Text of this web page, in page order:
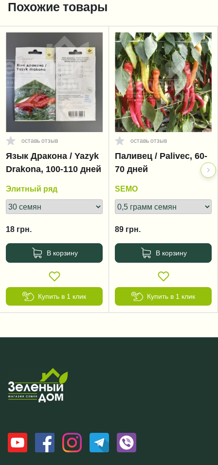
Похожие товары
оставь отзыв
Язык Дракона / Yazyk
Drakona, 100-110 дней
Элитный ряд
18 грн.
В корзину
Купить в 1 клик
оставь отзыв
Паливец / Palivec, 60-
70 дней
SEMO
89 грн.
В корзину
Купить в 1 клик